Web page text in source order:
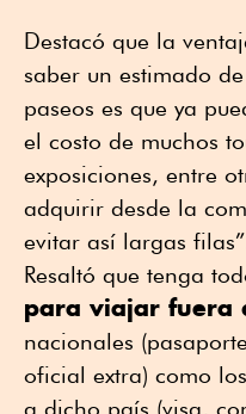
Destacó que la
saber un estimado
paseos es que ya
el costo de muchos
exposiciones, entre
adquirir desde la
evitar así largas
Resaltó que tenga
para viajar fuera
nacionales
oficial extra) como
a dicho país (visa,